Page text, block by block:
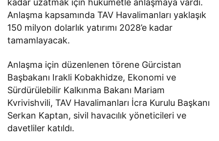
Anlaşma kapsamında TAV Havalimanları yaklaşık
150 milyon dolarlık yatırımı 2028’e kadar
tamamlayacak.
Anlaşma için düzenlenen törene Gürcistan
Başbakanı Irakli Kobakhidze, Ekonomi ve
Sürdürülebilir Kalkınma Bakanı Mariam
Kvrivishvili, TAV Havalimanları İcra Kurulu Başkanı
Serkan Kaptan, sivil havacılık yöneticileri ve
davetliler katıldı.